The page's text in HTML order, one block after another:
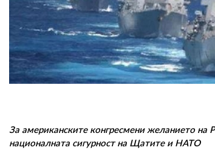
За американските конгресмени желанието на
националната сигурност на Щатите и НАТО